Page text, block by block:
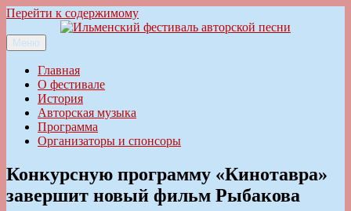
Перейти к содержимому
Ильменский фестиваль авторской песни
Меню
Главная
О фестивале
История
Авторская музыка
Программа
Организаторы и спонсоры
Конкурсную программу «Кинотавра»
завершит новый фильм Рыбакова